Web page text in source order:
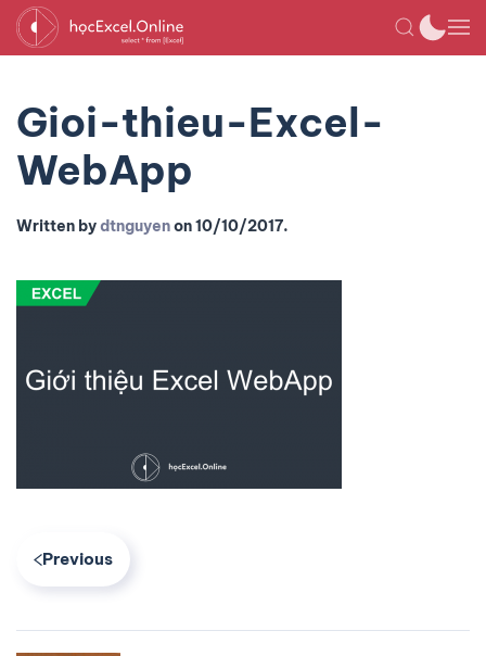
Gioi-thieu-Excel-
WebApp
Written bydtnguyenon10/10/2017.
Previous